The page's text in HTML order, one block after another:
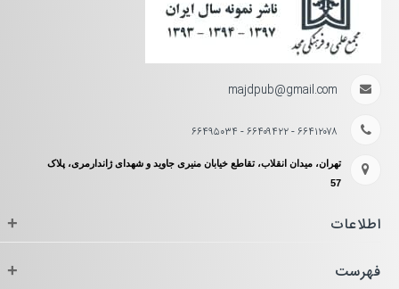
majdpub@gmail.com
۶۶۴۱۲۰۷۸ - ۶۶۴۰۹۴۲۲ - ۶۶۴۹۵۰۳۴
تهران، میدان انقلاب، تقاطع خیابان منیری جاوید و شهدای ژاندارمری، پلاک
57
اطلاعات +
فهرست +